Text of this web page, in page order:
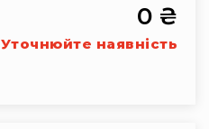
Уточнюйте наявність
0 ₴